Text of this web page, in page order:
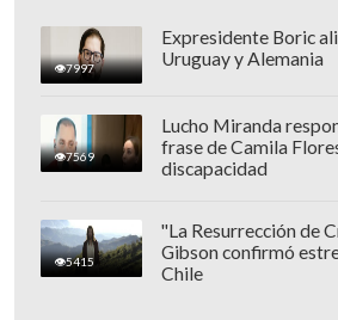
7997
Expresidente Boric
Uruguay y Alemania
7569
Lucho Miranda
frase de Camila
discapacidad
5415
"La Resurrección de
Gibson confirmó
Chile